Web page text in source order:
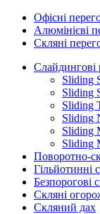
Офісні
Алюмінієві
Скляні
Слайдингові
Sliding
Sliding
Sliding
Sliding
Sliding
Sliding
Поворотно-
Гільйотинні
Безпорогові
Скляні
Скляний дах